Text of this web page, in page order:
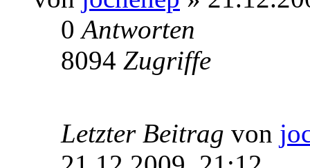
0Antworten
8094 Zugriffe
Letzter Beitrag von